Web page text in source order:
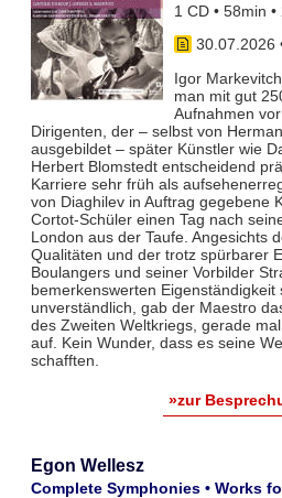
1 CD • 58min
30.07.2026
Igor
man mit gut
Aufnahmen
Dirigenten, der – selbst von
ausgebildet – später Künstler wie
Herbert Blomstedt entscheidend
Karriere sehr früh als
von Diaghilev in Auftrag gegebene
Cortot-Schüler einen Tag nach
London aus der Taufe. Angesichts
Qualitäten und der trotz spürbarer
Boulangers und seiner Vorbilder
bemerkenswerten Eigenständigkeit
unverständlich, gab der Maestro
des Zweiten Weltkriegs, gerade
auf. Kein Wunder, dass es seine
schafften.
»zur
Egon Wellesz
Complete Symphonies • Works